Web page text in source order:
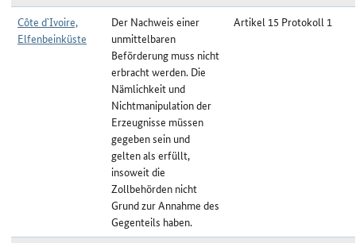
Côte d`Ivoire,
Elfenbeinküste
Der Nachweis einer
unmittelbaren
Beförderung muss nicht
erbracht werden. Die
Nämlichkeit und
Nichtmanipulation der
Erzeugnisse müssen
gegeben sein und
gelten als erfüllt,
insoweit die
Zollbehörden nicht
Grund zur Annahme des
Gegenteils haben.
Artikel 15 Protokoll 1